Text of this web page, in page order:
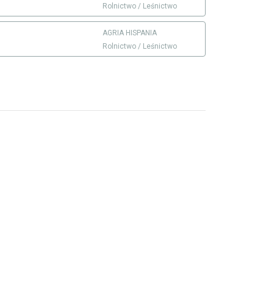
Rolnictwo / Leśnictwo
AGRIA HISPANIA
Rolnictwo / Leśnictwo